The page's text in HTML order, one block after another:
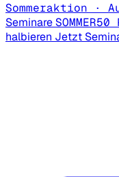
Sommeraktion ·
SeminareSOMMER50
halbieren Jetzt